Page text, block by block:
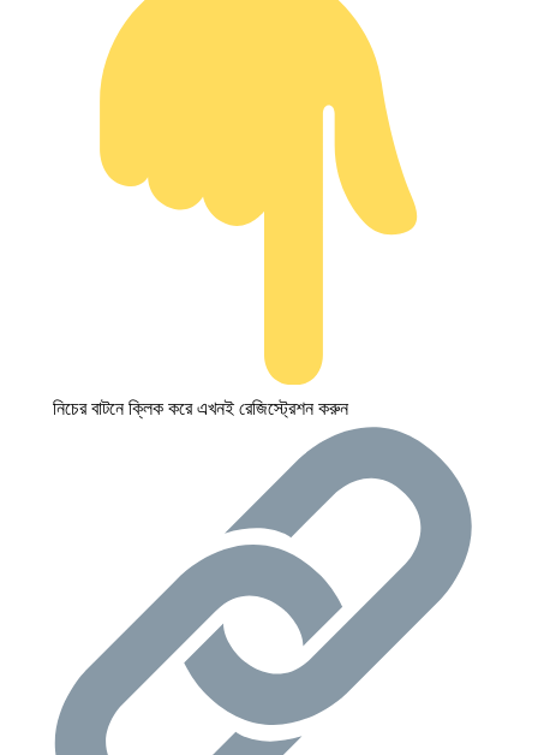
নিচের বাটনে ক্লিক করে এখনই রেজিস্ট্রেশন করুন